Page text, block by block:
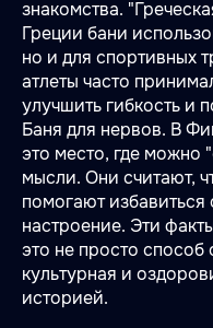
знакомства.
Греции бани
но и для спортивных
атлеты часто
улучшить гибкость и
Баня для нервов. В
это место, где можно
мысли. Они считают,
помогают избавиться
настроение. Эти
это не просто способ
культурная и
историей.